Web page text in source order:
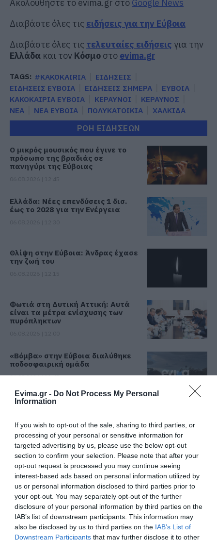
Evima.gr - Do Not Process My Personal
Information
If you wish to opt-out of the sale, sharing to third parties, or
processing of your personal or sensitive information for
targeted advertising by us, please use the below opt-out
section to confirm your selection. Please note that after your
opt-out request is processed you may continue seeing
interest-based ads based on personal information utilized by
us or personal information disclosed to third parties prior to
your opt-out. You may separately opt-out of the further
disclosure of your personal information by third parties on the
IAB’s list of downstream participants. This information may
also be disclosed by us to third parties on the IAB’s List of
Downstream Participants that may further disclose it to other
Ακολουθήστε το evima.gr στο Google News
Διαβάστε όλες τις ειδήσεις για την Εύβοια
Διαβάστε όλες τις τελευταίες ειδήσεις για την
Ελλάδα και τον Κόσμο στο evima.gr
TAGS: #KAKOKAIRIA
ΕΙΔΗΣΕΙΣ
ΕΙΔΗΣΕΙΣ ΕΥΒΟΙΑ
ΕΙΔΗΣΕΙΣ ΣΗΜΕΡΑ
ΕΥΒΟΙΑ
ΚΑΚΟΚΑΙΡΙΑ ΕΥΒΟΙΑ
ΚΕΡΑΥΝΟΙ
ΚΕΡΑΥΝΟΣ
ΝΕΑ
ΝΕΑ ΕΥΒΟΙΑ ΠΟΛΥΚΑΤΟΙΚΙΑ ΧΑΛΚΙΔΑ
ΡΟΗ ΕΙΔΗΣΕΩΝ
Ο μικρός μουσικός που έγινε το
πρόσωπο της βραδιάς σε
πανηγύρι της Εύβοιας
Ελλάδα: Νέες επενδύσεις 1 δισ.
έως το 2028 για την Ενέργεια
Θλίψη στην Εύβοια: Άνδρας έχασε
την ζωή του
Φωτιά στη Δυτική Αττική: Αυτά
είναι τα μέτρα ενίσχυσης των
πυρόπληκτων
«Βόμβα» στην Εύβοια διαλύθηκε
ποδοσφαιρική ομάδα
06.08.2026 | 11:45
Τουρισμός για Όλους 2026-2027:
καταθέσουν σήμερα αίτηση
06.08.2026 | 11:30
Φίδι έκανε βόλτες σε αυλή
σπιτιού στην Εύβοια – Εικόνες
06.08.2026 | 11:15
Γνωρίστε τα αρχαιολογικά
ευρήματα της Εύβοιας! Δείτε τα
σημεία ξενάγησης
Όλες οι τελευταίες ειδήσεις
ΠΕΡΙΣΣΟΤΕΡΑ ΑΠΟ ΕΙΔΗΣΕΙΣ ΕΥΒΟΙΑ